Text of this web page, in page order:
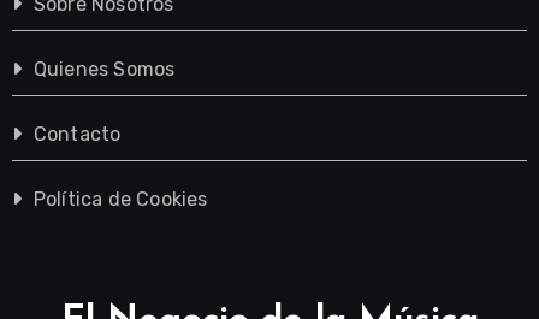
Quienes Somos
Contacto
Política de Cookies